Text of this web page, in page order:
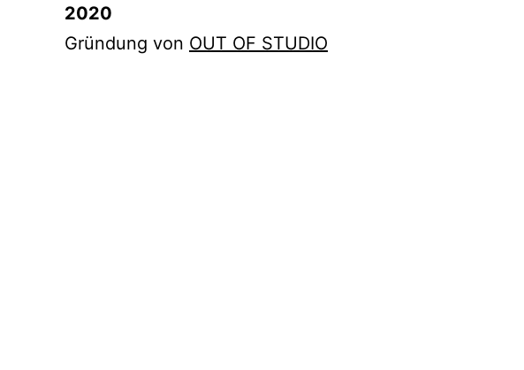
2020
Gründung von OUT OF STUDIO